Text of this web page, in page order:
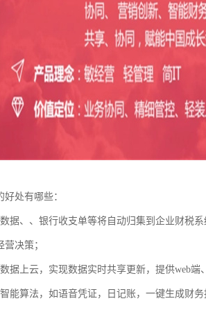
处有哪些：
据、、银行收支单等将自动归集到企业财税
决策；
据上云，实现数据实时共享更新，提供web端
能算法，如语音凭证，日记账，一键生成财